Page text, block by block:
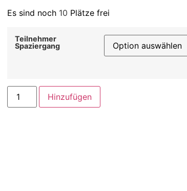
Es sind noch 10 Plätze frei
Teilnehmer
Spaziergang
Hinzufügen